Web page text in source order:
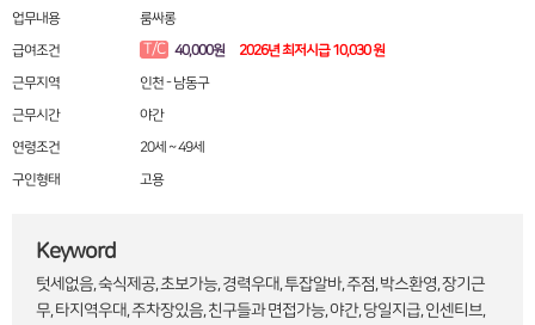
업무내용
룸싸롱
급여조건
T/C 40,000원
2026년 최저시급 10,030 원
근무지역
인천 - 남동구
근무시간
야간
연령조건
20세 ~ 49세
구인형태
고용
Keyword
텃세없음, 숙식제공, 초보가능, 경력우대, 투잡알바, 주점, 박스환영, 장기근
무, 타지역우대, 주차장있음, 친구들과 면접가능, 야간, 당일지급, 인센티브,